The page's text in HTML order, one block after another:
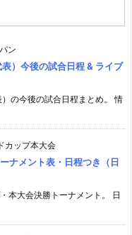
ン
）今後の試合日程 & ライブ
の今後の試合日程まとめ。 情
カップ本大会
ナメント表・日程つき（日
本大会決勝トーナメント。 日